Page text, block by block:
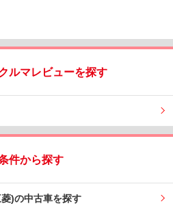
ルマレビューを探す
件から探す
)の中古車を探す